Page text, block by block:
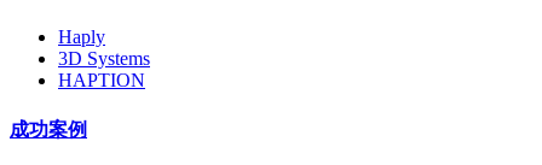
Haply
3D Systems
HAPTION
成功案例